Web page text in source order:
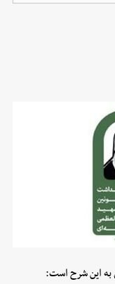
به این شرح است: